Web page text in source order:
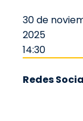
30 de
2025
14:30
Redes